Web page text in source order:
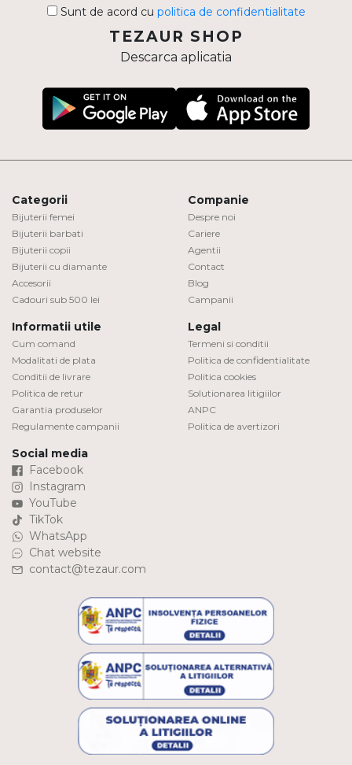
Sunt de acord cu politica de confidentialitate
TEZAUR SHOP
Descarca aplicatia
Categorii
Bijuterii femei
Bijuterii barbati
Bijuterii copii
Bijuterii cu diamante
Accesorii
Cadouri sub 500 lei
Companie
Despre noi
Cariere
Agentii
Contact
Blog
Campanii
Informatii utile
Cum comand
Modalitati de plata
Conditii de livrare
Politica de retur
Garantia produselor
Regulamente campanii
Legal
Termeni si conditii
Politica de confidentialitate
Politica cookies
Solutionarea litigiilor
ANPC
Politica de avertizori
Social media
Facebook
Instagram
YouTube
TikTok
WhatsApp
Chat website
contact@tezaur.com